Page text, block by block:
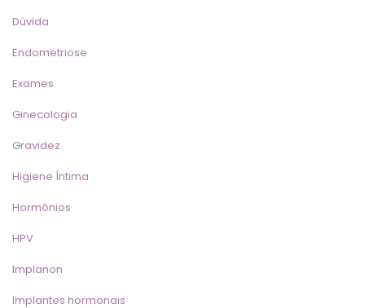
Dúvida
Endometriose
Exame
Ginecologia
Gravidez
Higiene Íntima
Hormônio
HPV
Implanon
Implantes hormonai